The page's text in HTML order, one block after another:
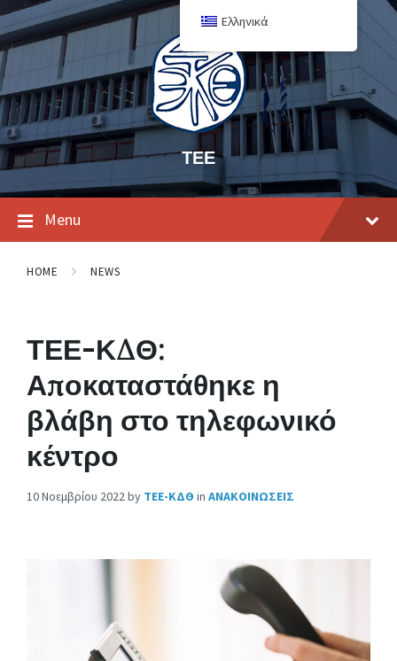
ΤΕΕ
Menu
HOME NEWS
ΤΕΕ-ΚΔΘ:
Αποκαταστάθηκε η
βλάβη στο τηλεφωνικό
κέντρο
10 Νοεμβρίου 2022by ΤΕΕ-ΚΔΘ in ΑΝΑΚΟΙΝΩΣΕΙΣ
Ελληνικά